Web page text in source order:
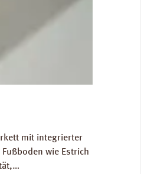
mit integrierter
wie Estrich